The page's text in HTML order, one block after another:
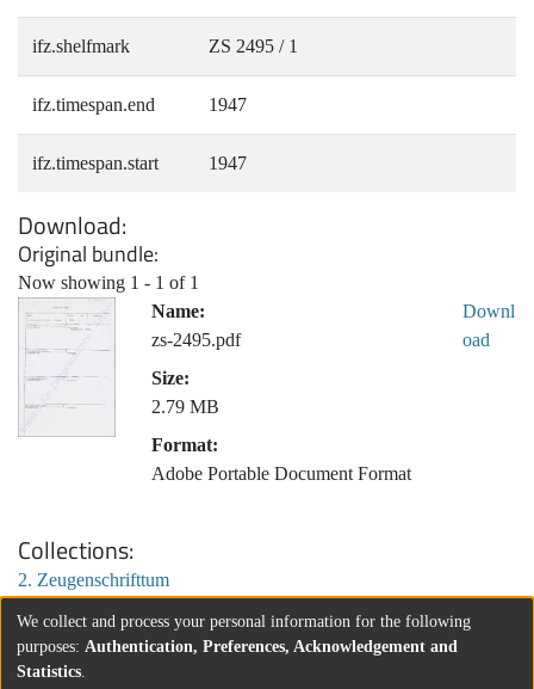
ifz.shelfmark ZS 2495 / 1
ifz.timespan.end 1947
ifz.timespan.start 1947
Download
Original bundle
Now showing 1 - 1 of 1
Name:
zs-2495.pdf
Size:
2.79 MB
Format:
Adobe Portable Document Format
Downl
oad
Collections
2. Zeugenschrifttum
We collect and process your personal information for the following
purposes: Authentication, Preferences, Acknowledgement and
Statistics